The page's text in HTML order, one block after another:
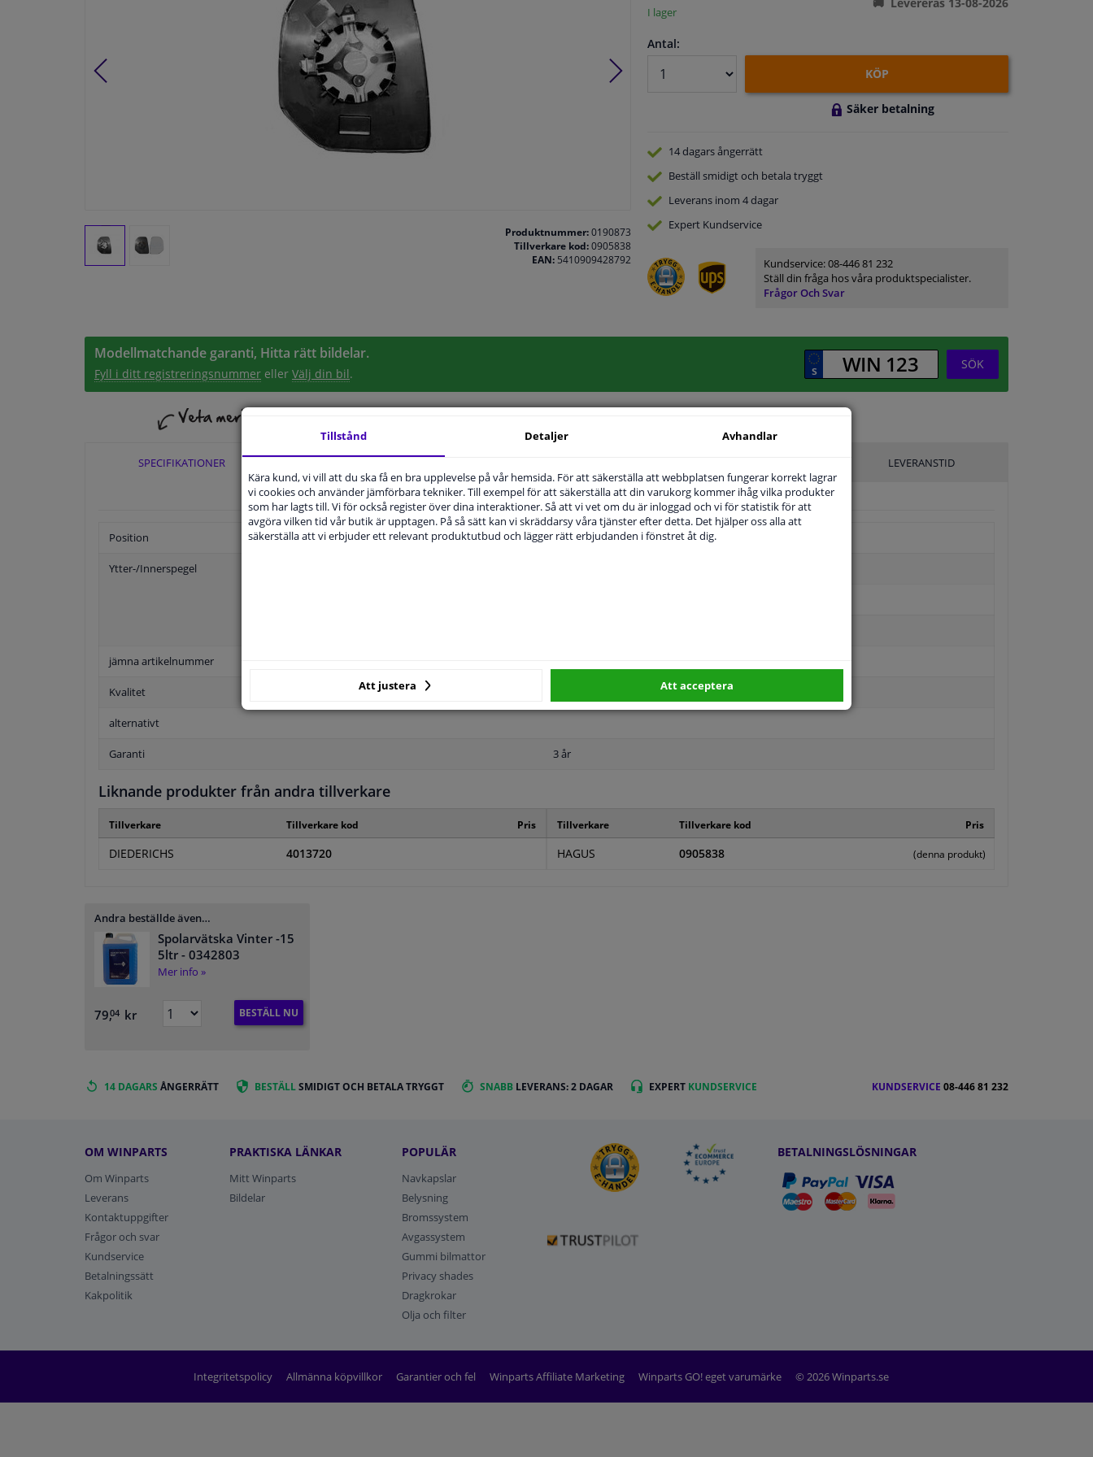
Produktnummer:0190873
Tillverkare kod:0905838
EAN:5410909428792
I lager
Antal:
KÖP
Säker betalning
14 dagarsångerrätt
Beställ smidigt och betala tryggt
Leverans inom 4 dagar
Expert Kundservice
Kundservice:08-446 81 232
Ställ din fråga hos våra produktspecialister.
Frågor Och Svar
Modellmatchande garanti, Hitta rätt bildelar.
Fyll i ditt registreringsnummer eller Välj din bil.
SÖK
SPECIFIKATIONER LEVERANSTID
Position Höger passagerarsida
Ytter-/Innerspegel
jämna artikelnummer
Kvalitet
alternativt
Garanti 3 år
Liknande produkter från andra tillverkare
Tillverkare Tillverkare kod Pris
DIEDERICHS 4013720
Tillverkare Tillverkare kod Pris
HAGUS 0905838 (denna produkt)
Andra beställde även…
Spolarvätska Vinter -15
5ltr - 0342803
Mer info »
79,04 kr BESTÄLL NU
14 DAGARS ÅNGERRÄTT BESTÄLLSMIDIGT OCH BETALA TRYGGT SNABB LEVERANS: 2 DAGAR EXPERT KUNDSERVICE KUNDSERVICE 08-446 81 232
OM WINPARTS
Om Winparts
Leverans
Kontaktuppgifter
Frågor och svar
Kundservice
Betalningssätt
Kakpolitik
PRAKTISKA LÄNKAR
Mitt Winparts
Bildelar
POPULÄR
Navkapslar
Belysning
Bromssystem
Avgassystem
Gummi bilmattor
Privacy shades
Dragkrokar
Olja och filter
BETALNINGSLÖSNINGAR
Integritetspolicy Allmänna köpvillkor Garantier och fel Winparts Affiliate Marketing Winparts GO! eget varumärke © 2026 Winparts.se
Tillstånd Detaljer Avhandlar
Kära kund, vi vill att du ska få en bra upplevelse på vår hemsida. För att säkerställa att webbplatsen fungerar korrekt lagrar
vi cookies och använder jämförbara tekniker. Till exempel för att säkerställa att din varukorg kommer ihåg vilka produkter
som har lagts till. Vi för också register över dina interaktioner. Så att vi vet om du är inloggad och vi för statistik för att
avgöra vilken tid vår butik är upptagen. På så sätt kan vi skräddarsy våra tjänster efter detta. Det hjälper oss alla att
säkerställa att vi erbjuder ett relevant produktutbud och lägger rätt erbjudanden i fönstret åt dig.
Att justera Att acceptera